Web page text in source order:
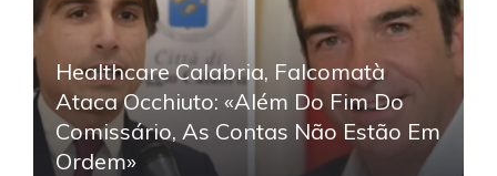
Healthcare Calabria, Falcomatà
Ataca Occhiuto: «Além Do Fim Do
Comissário, As Contas Não Estão Em
Ordem»